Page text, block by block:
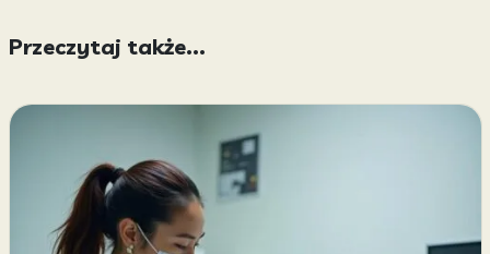
Przeczytaj także...